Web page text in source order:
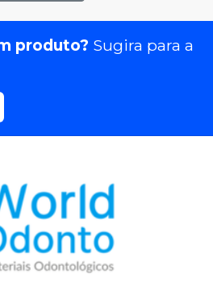
produto? Sugira para a